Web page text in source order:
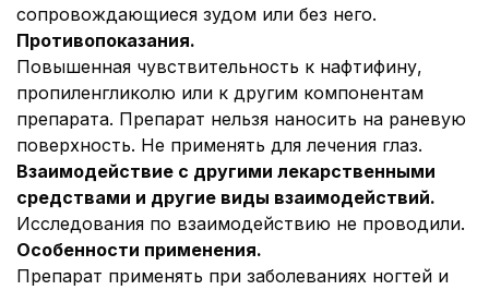
сопровождающиеся зудом или без него.
Противопоказания.
Повышенная чувствительность к нафтифину,
пропиленгликолю или к другим компонентам
препарата. Препарат нельзя наносить на раневую
поверхность. Не применять для лечения глаз.
Взаимодействие с другими лекарственными
средствами и другие виды взаимодействий.
Исследования по взаимодействию не проводили.
Особенности применения.
Препарат применять при заболеваниях ногтей и